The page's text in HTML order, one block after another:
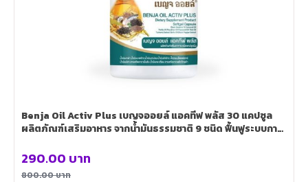
Benja Oil Activ Plus เบญจออยล์ แอคทีฟ พลัส 30 แคปซูล
ผลิตภัณฑ์เสริมอาหาร จากน้ำมันธรรมชาติ 9 ชนิด ฟื้นฟูระบบการ
800.00บาท
290.00 บาท